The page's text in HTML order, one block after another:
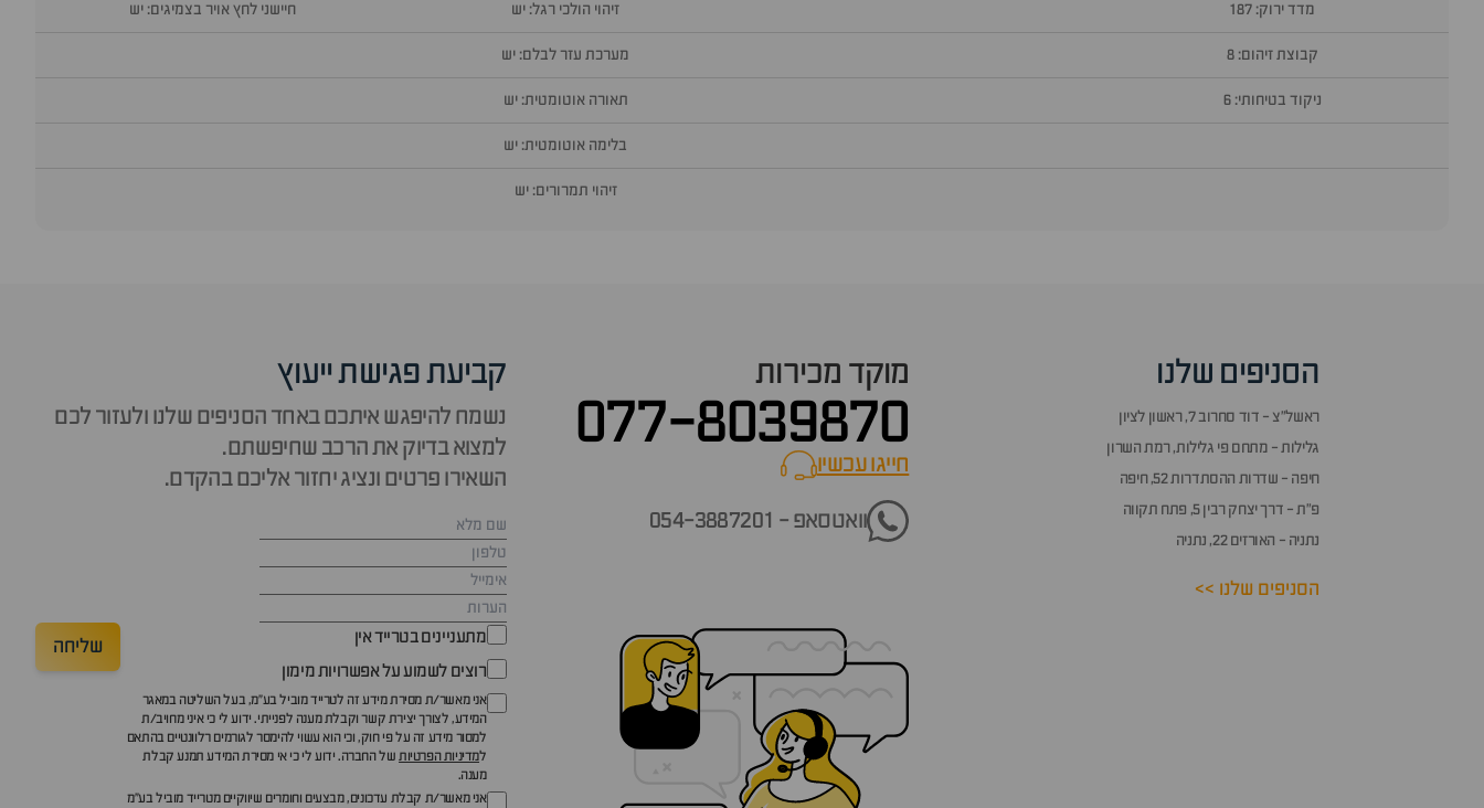
מדד ירוק: 187
קבוצת זיהום: 8
ניקוד בטיחותי: 6
זיהוי הולכי רגל: יש
מערכת עזר לבלם: יש
תאורה אוטומטית: יש
בלימה אוטומטית: יש
זיהוי תמרורים: יש
חיישני לחץ אויר בצמיגים: יש
הסניפים שלנו
ראשל״צ - דוד סחרוב 7, ראשון לציון
גלילות - מתחם פי גלילות, רמת השרון
חיפה - שדרות ההסתדרות 52, חיפה
פ״ת - דרך יצחק רבין 5, פתח תקווה
נתניה - האורזים 22, נתניה
הסניפים שלנו >>
מוקד מכירות
077-8039870
חייגו עכשיוcall now
וואטסאפ - 054-3887201
קביעת פגישת ייעוץ
נשמח להיפגש איתכם באחד הסניפים שלנו ולעזור לכם
למצוא בדיוק את הרכב שחיפשתם.
השאירו פרטים ונציג יחזור אליכם בהקדם.
מתעניינים בטרייד אין
רוצים לשמוע על אפשרויות מימון
אני מאשר/ת מסירת מידע זה לטרייד מוביל בע"מ, בעל השליטה במאגר
המידע, לצורך יצירת קשר וקבלת מענה לפנייתי. ידוע לי כי איני מחויב/ת
למסור מידע זה על פי חוק, וכי הוא עשוי להימסר לגורמים רלוונטיים בהתאם
למדיניות הפרטיותשל החברה. ידוע לי כי אי מסירת המידע תמנע קבלת
מענה.
אני מאשר/ת קבלת עדכונים, מבצעים וחומרים שיווקיים מטרייד מוביל בע"מ
שליחה